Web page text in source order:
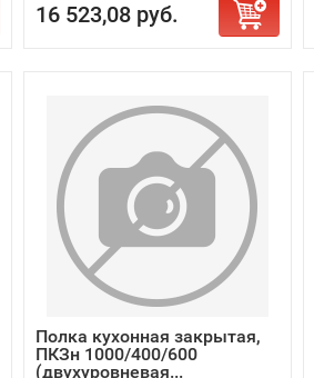
16 523,08 руб.
Полка кухонная закрытая,
ПКЗн 1000/400/600
(двухуровневая...